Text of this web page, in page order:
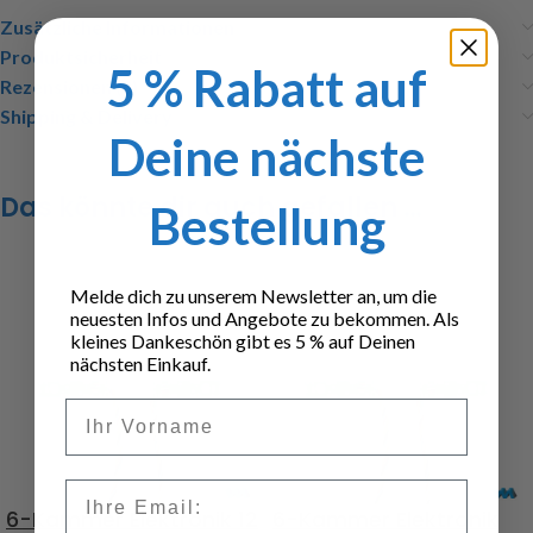
Zusätzliche Informationen
Produktsicherheit
Rezensionen (0)
Shipping & Delivery
Das könnte dir auch gefallen …
6-Kammer Elektronik 12
5 % Rabatt auf
Deine nächste
Bestellung
Melde dich zu unserem Newsletter an, um die
neuesten Infos und Angebote zu bekommen. Als
kleines Dankeschön gibt es 5 % auf Deinen
nächsten Einkauf.